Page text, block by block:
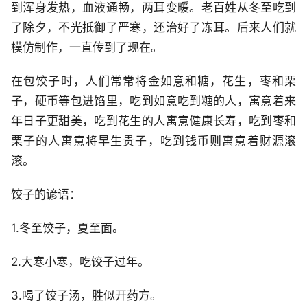
到浑身发热，血液通畅，两耳变暖。老百姓从冬至吃到
了除夕，不光抵御了严寒，还治好了冻耳。后来人们就
模仿制作，一直传到了现在。
在包饺子时，人们常常将金如意和糖，花生，枣和栗
子，硬币等包进馅里，吃到如意吃到糖的人，寓意着来
年日子更甜美，吃到花生的人寓意健康长寿，吃到枣和
栗子的人寓意将早生贵子，吃到钱币则寓意着财源滚
滚。
饺子的谚语：
1.冬至饺子，夏至面。
2.大寒小寒，吃饺子过年。
3.喝了饺子汤，胜似开药方。